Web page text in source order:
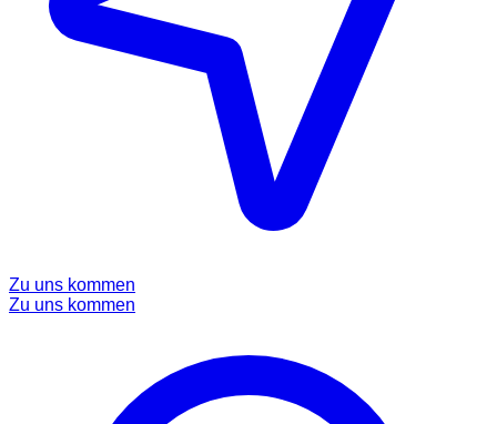
Zu uns kommen
Zu uns kommen